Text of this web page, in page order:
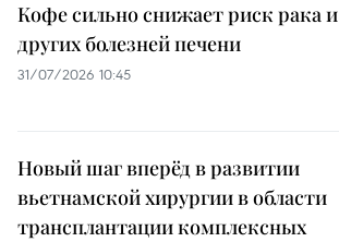
Кофе сильно снижает риск рака и
других болезней печени
31/07/2026 10:45
Новый шаг вперёд в развитии
вьетнамской хирургии в области
трансплантации комплексных